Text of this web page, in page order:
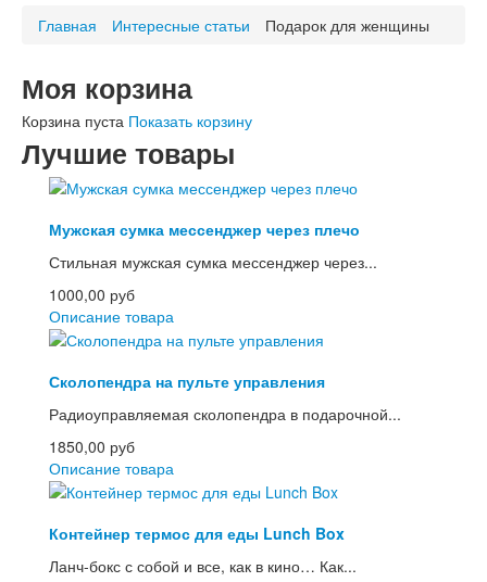
Товары для детей, игрушки
Красота и здоровье
Товары для спорта и отдыха
Электроника и гаджеты
Товары для сада и огорода
Украшения и часы
Мужские часы
Женские часы
Украшения и бижутерия
Авто и Вело товары
Подарки для него
Подарки для неё
Главная Интересные статьи Подарок для женщины
Моя корзина
Корзина пуста Показать корзину
Лучшие товары
Мужская сумка мессенджер через плечо
Стильная мужская сумка мессенджер через...
1000,00 руб
Описание товара
Сколопендра на пульте управления
Радиоуправляемая сколопендра в подарочной...
1850,00 руб
Описание товара
Контейнер термос для еды Lunch Box
Ланч-бокс с собой и все, как в кино… Как...